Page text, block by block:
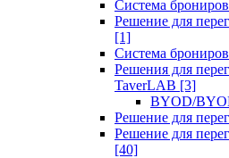
Система
Решение для
[1]
Система
Решения для
TaverLAB [3]
BYOD/
Решение для
Решение для
[40]